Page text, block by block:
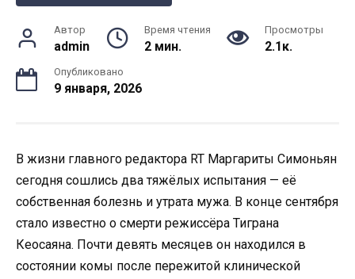
Автор
admin
Время чтения
2 мин.
Просмотры
2.1к.
Опубликовано
9 января, 2026
В жизни главного редактора RT Маргариты Симоньян
сегодня сошлись два тяжёлых испытания — её
собственная болезнь и утрата мужа. В конце сентября
стало известно о смерти режиссёра Тиграна
Кеосаяна. Почти девять месяцев он находился в
состоянии комы после пережитой клинической